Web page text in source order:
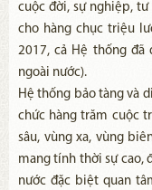
cuộc đời, sự nghiệp,
cho hàng chục triệu
2017, cả Hệ thống
ngoài nước).
Hệ thống bảo tàng và
chức hàng trăm cuộc
sâu, vùng xa, vùng
mang tính thời sự cao,
nước đặc biệt quan